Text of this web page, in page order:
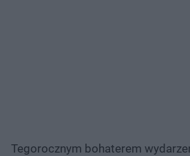
Tegorocznym bohaterem